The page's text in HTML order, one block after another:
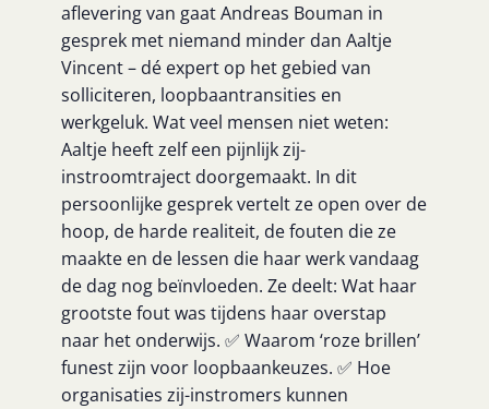
aflevering van gaat Andreas Bouman in
gesprek met niemand minder dan Aaltje
Vincent – dé expert op het gebied van
solliciteren, loopbaantransities en
werkgeluk. Wat veel mensen niet weten:
Aaltje heeft zelf een pijnlijk zij-
instroomtraject doorgemaakt. In dit
persoonlijke gesprek vertelt ze open over de
hoop, de harde realiteit, de fouten die ze
maakte en de lessen die haar werk vandaag
de dag nog beïnvloeden. Ze deelt: Wat haar
grootste fout was tijdens haar overstap
naar het onderwijs. ✅ Waarom ‘roze brillen’
funest zijn voor loopbaankeuzes. ✅ Hoe
organisaties zij-instromers kunnen